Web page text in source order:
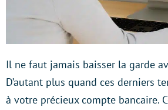
Il ne faut jamais baisser la garde
D’autant plus quand ces derniers
à votre précieux compte bancaire.